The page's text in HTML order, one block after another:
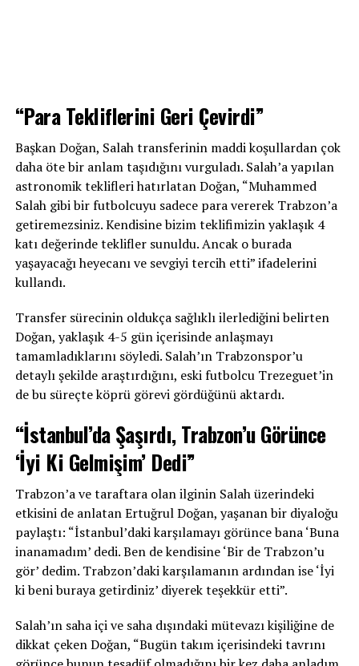
“Para Tekliflerini Geri Çevirdi”
Başkan Doğan, Salah transferinin maddi koşullardan çok
daha öte bir anlam taşıdığını vurguladı. Salah’a yapılan
astronomik teklifleri hatırlatan Doğan, “Muhammed
Salah gibi bir futbolcuyu sadece para vererek Trabzon’a
getiremezsiniz. Kendisine bizim teklifimizin yaklaşık 4
katı değerinde teklifler sunuldu. Ancak o burada
yaşayacağı heyecanı ve sevgiyi tercih etti” ifadelerini
kullandı.
Transfer sürecinin oldukça sağlıklı ilerlediğini belirten
Doğan, yaklaşık 4-5 gün içerisinde anlaşmayı
tamamladıklarını söyledi. Salah’ın Trabzonspor’u
detaylı şekilde araştırdığını, eski futbolcu Trezeguet’in
de bu süreçte köprü görevi gördüğünü aktardı.
“İstanbul’da Şaşırdı, Trabzon’u Görünce
‘İyi Ki Gelmişim’ Dedi”
Trabzon’a ve taraftara olan ilginin Salah üzerindeki
etkisini de anlatan Ertuğrul Doğan, yaşanan bir diyaloğu
paylaştı: “İstanbul’daki karşılamayı görünce bana ‘Buna
inanamadım’ dedi. Ben de kendisine ‘Bir de Trabzon’u
gör’ dedim. Trabzon’daki karşılamanın ardından ise ‘İyi
ki beni buraya getirdiniz’ diyerek teşekkür etti”.
Salah’ın saha içi ve saha dışındaki mütevazı kişiliğine de
dikkat çeken Doğan, “Bugün takım içerisindeki tavrını